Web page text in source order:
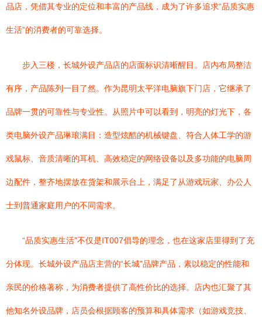
品店，凭借其专业的定位和丰富的产品线，成为了许多追求“品质实惠
生活”的消费者的可靠选择。
步入三楼，长城外设产品店的店面标识清晰醒目。店内布局整洁
有序，产品陈列一目了然。作为昆明太平洋电脑旗下门店，它继承了
品牌一贯的可靠性与专业性。从照片中可以看到，明亮的灯光下，各
类电脑外设产品琳琅满目：造型炫酷的机械键盘、符合人体工学的游
戏鼠标、音质清晰的耳机、高效稳定的网络设备以及多功能的电脑周
边配件，整齐地摆放在货架和展示台上，满足了从游戏玩家、办公人
士到普通家庭用户的不同需求。
“品质实惠生活”不仅是IT007倡导的理念，也在这家店里得到了充
分体现。长城外设产品店主营的“长城”品牌产品，素以稳定的性能和
亲民的价格著称，为消费者提供了高性价比的选择。店内也汇聚了其
他知名外设品牌，店员会根据顾客的预算和具体需求（如游戏竞技、